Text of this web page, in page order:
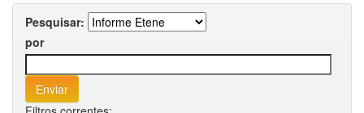
Pesquisar:
por